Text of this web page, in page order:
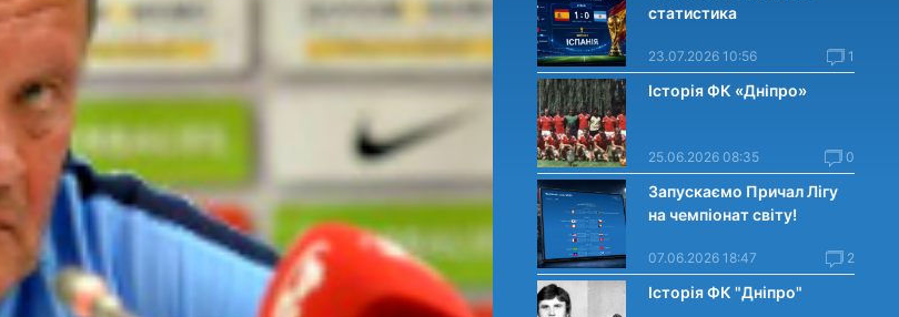
статистика
23.07.2026 10:56 1
Історія ФК «Дніпро»
25.06.2026 08:35 0
Запускаємо Причал Лігу
на чемпіонат світу!
07.06.2026 18:47 2
Історія ФК "Дніпро"